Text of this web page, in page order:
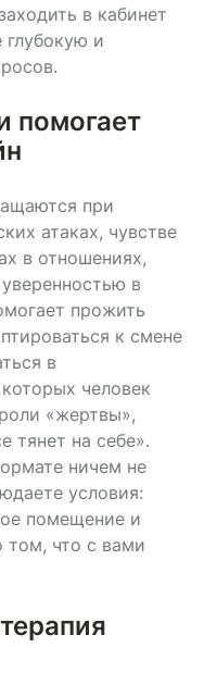
в кабинет
глубокую и
помогает
при
атаках, чувстве
в отношениях,
в
прожить
к смене
в
человек
«жертвы»,
тянет на себе».
ничем не
условия:
помещение и
том, что с вами